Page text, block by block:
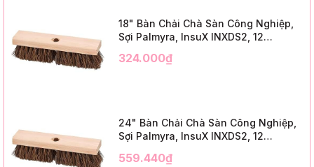
18" Bàn Chải Chà Sàn Công Nghiệp,
Sợi Palmyra, InsuX INXDS2, 12
Trim)
324.000₫
24" Bàn Chải Chà Sàn Công Nghiệp,
Sợi Palmyra, InsuX INXDS2, 12
3" Trim)
559.440₫